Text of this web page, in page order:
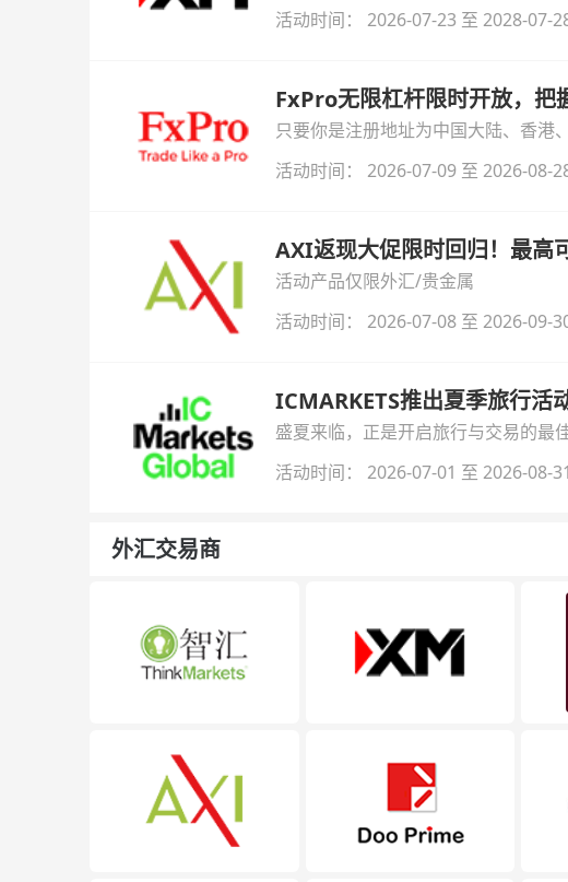
活动时间： 2026-07-23 至 2028-07-
FxPro无限杠杆限时开放，把
只要你是注册地址为中国大陆、香港
自动解锁无限倍杠杆福利，无需额外
活动时间： 2026-07-09 至 2026-08-
AXI返现大促限时回归！最高
活动产品仅限外汇/贵金属
活动时间： 2026-07-08 至 2026-09-
ICMARKETS推出夏季旅行活
盛夏来临，正是开启旅行与交易的最
金即可参与！
活动时间： 2026-07-01 至 2026-08-31
外汇交易商